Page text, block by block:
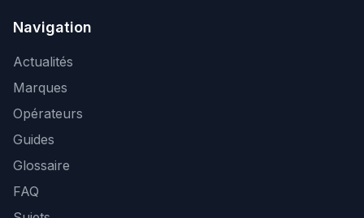
Navigation
Actualités
Marques
Opérateurs
Guides
Glossaire
FAQ